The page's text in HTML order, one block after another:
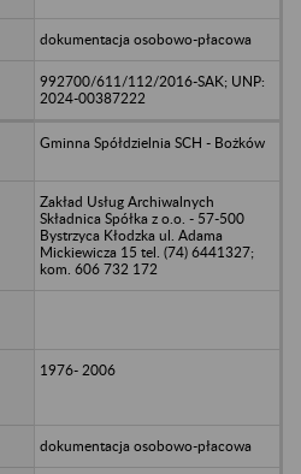
dokumentacja osobowo-płacowa
992700/611/112/2016-SAK; UNP:
2024-00387222
Gminna Spółdzielnia SCH - Bożków
Zakład Usług Archiwalnych
Składnica Spółka z o.o. - 57-500
Bystrzyca Kłodzka ul. Adama
Mickiewicza 15 tel. (74) 6441327;
kom. 606 732 172
1976- 2006
dokumentacja osobowo-płacowa